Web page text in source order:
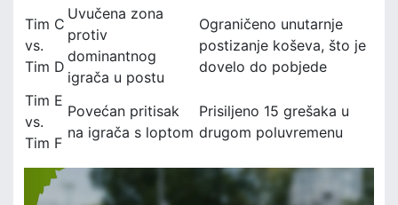
Tim C
vs.
Tim D
Uvučena zona
protiv
dominantnog
igrača u postu
Ograničeno unutarnje
postizanje koševa, što je
dovelo do pobjede
Tim E
vs.
Tim F
Povećan pritisak
na igrača s loptom
Prisiljeno 15 grešaka u
drugom poluvremenu